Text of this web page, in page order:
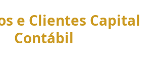
e Clientes Capital
Contábil